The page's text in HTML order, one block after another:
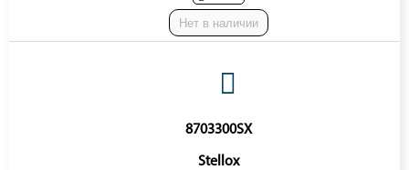
Нет в наличии
8703300SX
Stellox